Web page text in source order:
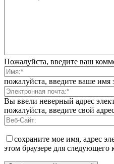
Пожалуйста, введите ваш
пожалуйста, введите ваше имя
Вы ввели неверный адрес
пожалуйста, введите свой
сохраните мое имя, адрес
этом браузере для следующего